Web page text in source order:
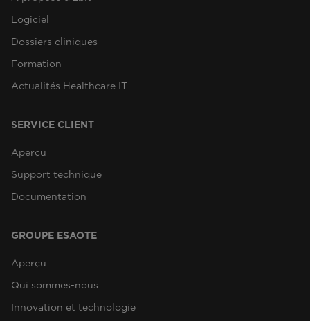
Logiciel
Dossiers cliniques
Formation
Actualités Healthcare IT
SERVICE CLIENT
Aperçu
Support technique
Documentation
GROUPE ESAOTE
Aperçu
Qui sommes-nous
Innovation et technologie